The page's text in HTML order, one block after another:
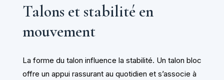
Talons et stabilité en
mouvement
La forme du talon influence la stabilité. Un talon bloc
offre un appui rassurant au quotidien et s’associe à